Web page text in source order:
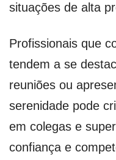
situações de alta
Profissionais que
tendem a se
reuniões ou
serenidade pode
em colegas e
confiança e